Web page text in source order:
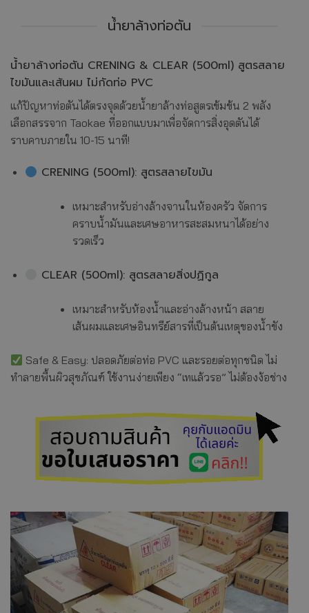
น้ำยาล้างท่อตัน
น้ำยาล้างท่อตัน CRENING & CLEAR (500ml) สูตรสลาย
ไขมันและเส้นผม ไม่กัดท่อ PVC
แก้ปัญหาท่อตันได้ตรงจุดด้วยน้ำยาล้างท่อสูตรเข้มข้น 2 พลัง
เลือกสรรจาก Taokae ที่ออกแบบมาเพื่อจัดการสิ่งอุดตันได้
ราบคาบภายใน 10-15 นาที!
CRENING (500ml): สูตรสลายไขมัน
เหมาะสำหรับอ่างล้างจานในห้องครัว จัดการ
คราบน้ำมันและเศษอาหารสะสมหนาได้อย่าง
รวดเร็ว
CLEAR (500ml): สูตรสลายสิ่งปฏิกูล
เหมาะสำหรับห้องน้ำและอ่างล้างหน้า สลาย
เส้นผมและเศษอินทรีย์สารที่เป็นต้นเหตุของน้ำขัง
Safe & Easy: ปลอดภัยต่อท่อ PVC และรอยต่อทุกชนิด ไม่
ทำลายพื้นผิวสุขภัณฑ์ ใช้งานง่ายเพียง “เทแล้วรอ” ไม่ต้องง้อช่าง